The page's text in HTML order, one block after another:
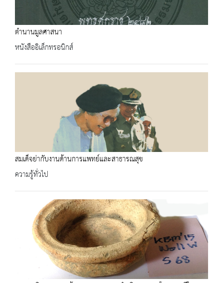
ตำนานมูลศาสนา
หนังสืออิเล็กทรอนิกส์
สมเด็จย่ากับงานด้านการแพทย์และสาธารณสุข
ความรู้ทั่วไป